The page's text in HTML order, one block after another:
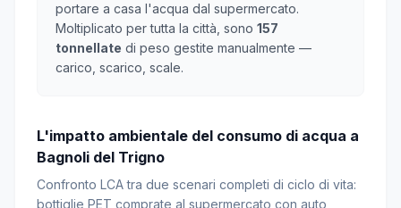
portare a casa l'acqua dal supermercato.
Moltiplicato per tutta la città, sono 157
tonnellate di peso gestite manualmente —
carico, scarico, scale.
L'impatto ambientale del consumo di acqua a
Bagnoli del Trigno
Confronto LCA tra due scenari completi di ciclo di vita:
bottiglie PET comprate al supermercato con auto